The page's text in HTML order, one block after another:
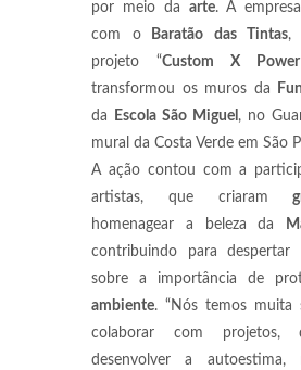
por meio da arte. A
com oBaratão das Tintas,
projeto “Custom X
transformou os muros da
da
Escola São Miguel , no
mural da Costa Verde em São
A ação contou com a
artistas, que criaram
homenagear a beleza da
contribuindo para despertar
sobre a importância de
ambiente. “Nós temos muita
colaborar com projetos,
desenvolver a autoestima,